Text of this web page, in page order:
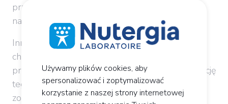
przesunięcia fazowe mogą również zakłócać
naturalny rytm wydzielania.
Inne przypadki, takie jak ciąża lub niektóre stany
chorobowe (np. zespół Cushinga lub guzy
przysadki mózgowej) wpływają także na produkcję
tego hormonu. Regulacja hormonalna może
zostać zaburzona również przez długotrwałe
Używamy plików cookies, aby
spersonalizować i zoptymalizować
korzystanie z naszej strony internetowej